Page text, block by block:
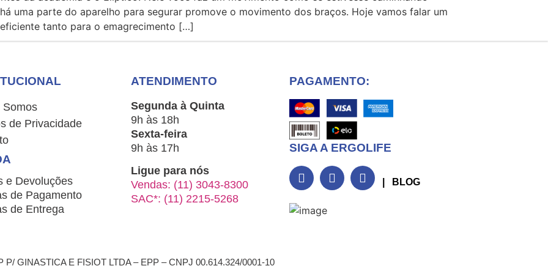
uma parte do aparelho para segurar promove o movimento dos braços. Hoje vamos falar um
tanto para o emagrecimento […]
Somos
de Privacidade
e Devoluções
de Pagamento
de Entrega
ATENDIMENTO
Segunda à Quinta
9h às 18h
Sexta-feira
9h às 17h
Ligue para nós
Vendas: (11) 3043-8300
SAC*: (11) 2215-5268
PAGAMENTO:
SIGA A ERGOLIFE
| BLOG
GINASTICA E FISIOT LTDA – EPP – CNPJ 00.614.324/0001-10